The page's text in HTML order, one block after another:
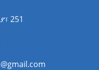
251